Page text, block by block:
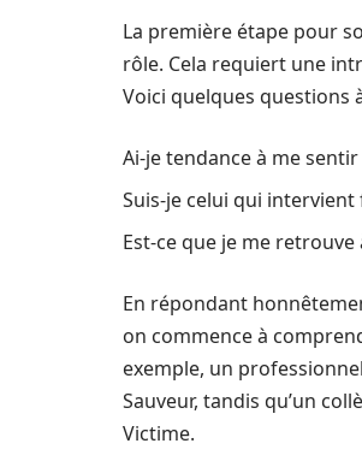
La première étape pour
rôle. Cela requiert une
Voici quelques questions
Ai-je tendance à me
Suis-je celui qui
Est-ce que je me
En répondant
on commence à
exemple, un
Sauveur, tandis qu’un
Victime.